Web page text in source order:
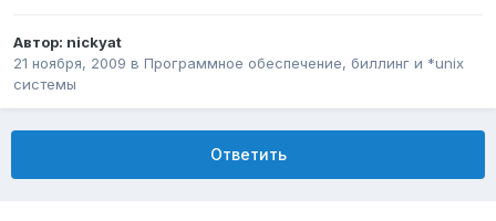
Автор: nickyat
21 ноября, 2009 в Программное обеспечение, биллинг и *unix
системы
Ответить